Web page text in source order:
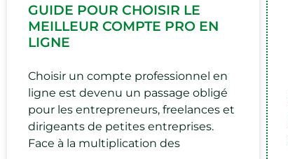
GUIDE POUR CHOISIR LE
MEILLEUR COMPTE PRO EN
LIGNE
Choisir un compte professionnel en
ligne est devenu un passage obligé
pour les entrepreneurs, freelances et
dirigeants de petites entreprises.
Face à la multiplication des